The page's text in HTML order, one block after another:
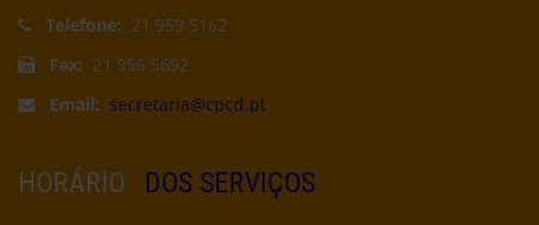
Telefone: 21 959 5162
Fax: 21 956 5692
Email: secretaria@cpcd.pt
HORÁRIO DOS SERVIÇOS